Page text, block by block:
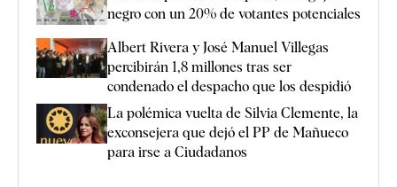
negro con un 20% de votantes potenciales
Albert Rivera y José Manuel Villegas
percibirán 1,8 millones tras ser
condenado el despacho que los despidió
La polémica vuelta de Silvia Clemente, la
exconsejera que dejó el PP de Mañueco
para irse a Ciudadanos